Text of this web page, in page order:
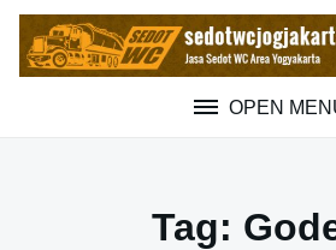
Skip
content
OPEN
Tag: